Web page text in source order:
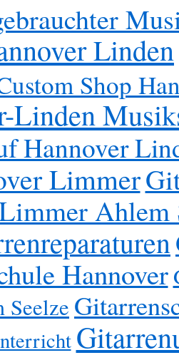
Linden
Shop
Linden
Hannover
Limmer
Ahlem
Hannover
Seelze